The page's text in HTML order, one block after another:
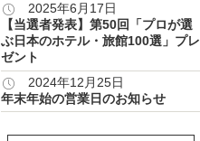
2025年6月17日
【当選者発表】第50回「プロが選
ぶ日本のホテル・旅館100選」プレ
ゼント
2024年12月25日
年末年始の営業日のお知らせ